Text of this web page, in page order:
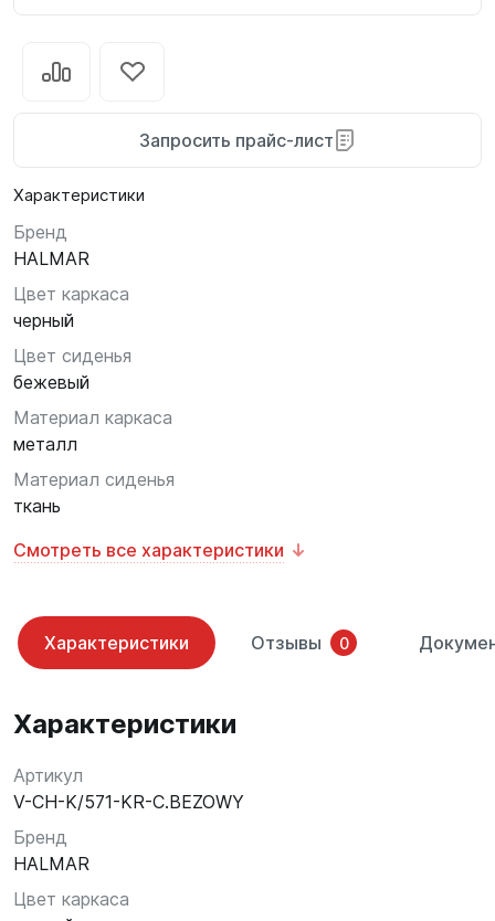
Характеристики
Бренд
HALMAR
Цвет каркаса
черный
Цвет сиденья
бежевый
Материал каркаса
металл
Материал сиденья
ткань
Смотреть все характеристики
Запросить прайс-лист
Характеристики Отзывы 0
Характеристики
Артикул
V-CH-K/571-KR-C.BEZOWY
Бренд
HALMAR
Цвет каркаса